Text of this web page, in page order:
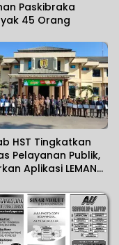
Paskibraka
45 Orang
HST Tingkatkan
Pelayanan Publik,
Aplikasi LEMANG